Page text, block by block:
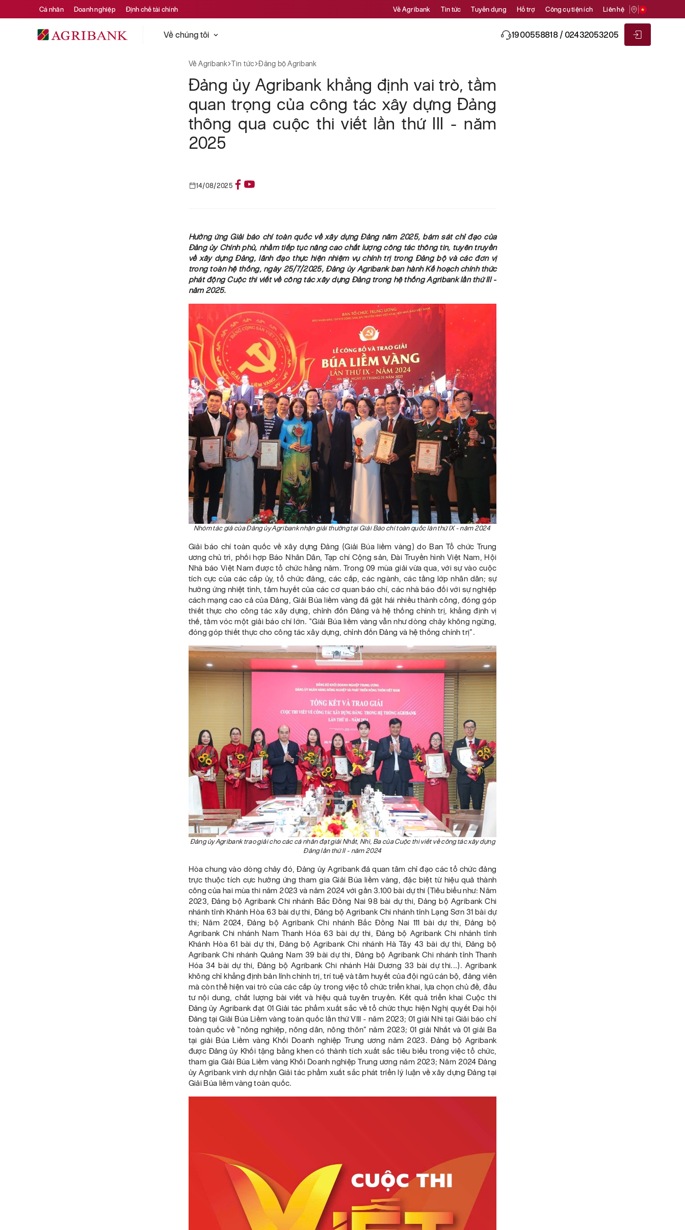
Cá nhân Doanh nghiệp Định chế tài chính Về Agribank Tin tức Tuyển dụng Hỗ trợ Công cụ tiện ích Liên hệ
Về chúng tôi 1900558818 / 02432053205
Về Agribank Tin tức Đảng bộ Agribank
Đảng ủy Agribank khẳng định vai trò, tầm
quan trọng của công tác xây dựng Đảng
thông qua cuộc thi viết lần thứ III - năm
2025
14/08/2025
Hưởng ứng Giải báo chí toàn quốc về xây dựng Đảng năm 2025, bám sát chỉ đạo của
Đảng ủy Chính phủ, nhằm tiếp tục nâng cao chất lượng công tác thông tin, tuyên truyền
về xây dựng Đảng, lãnh đạo thực hiện nhiệm vụ chính trị trong Đảng bộ và các đơn vị
trong toàn hệ thống, ngày 25/7/2025, Đảng ủy Agribank ban hành Kế hoạch chính thức
phát động Cuộc thi viết về công tác xây dựng Đảng trong hệ thống Agribank lần thứ III -
năm 2025.
Nhóm tác giả của Đảng ủy Agribank nhận giải thưởng tại Giải Báo chí toàn quốc làn thứ IX - năm 2024
Giải báo chí toàn quốc về xây dựng Đảng (Giải Búa liềm vàng) do Ban Tổ chức Trung
ương chủ trì, phối hợp Báo Nhân Dân, Tạp chí Cộng sản, Đài Truyền hình Việt Nam, Hội
Nhà báo Việt Nam được tổ chức hằng năm. Trong 09 mùa giải vừa qua, với sự vào cuộc
tích cực của các cấp ủy, tổ chức đảng, các cấp, các ngành, các tầng lớp nhân dân; sự
hưởng ứng nhiệt tình, tâm huyết của các cơ quan báo chí, các nhà báo đối với sự nghiệp
cách mạng cao cả của Đảng, Giải Búa liềm vàng đã gặt hái nhiều thành công, đóng góp
thiết thực cho công tác xây dựng, chỉnh đốn Đảng và hệ thống chính trị, khẳng định vị
thế, tầm vóc một giải báo chí lớn. “Giải Búa liềm vàng vẫn như dòng chảy không ngừng,
đóng góp thiết thực cho công tác xây dựng, chỉnh đốn Đảng và hệ thống chính trị”.
Đảng ủy Agribank trao giải cho các cá nhân đạt giải Nhất, Nhì, Ba của Cuộc thi viết về công tác xây dựng
Đảng lần thứ II - năm 2024
Hòa chung vào dòng chảy đó, Đảng ủy Agribank đã quan tâm chỉ đạo các tổ chức đảng
trực thuộc tích cực hưởng ứng tham gia Giải Búa liềm vàng, đặc biệt từ hiệu quả thành
công của hai mùa thi năm 2023 và năm 2024 với gần 3.100 bài dự thi (Tiêu biểu như: Năm
2023, Đảng bộ Agribank Chi nhánh Bắc Đồng Nai 98 bài dự thi, Đảng bộ Agribank Chi
nhánh tỉnh Khánh Hòa 63 bài dự thi, Đảng bộ Agribank Chi nhánh tỉnh Lạng Sơn 31 bài dự
thi; Năm 2024, Đảng bộ Agribank Chi nhánh Bắc Đồng Nai 111 bài dự thi, Đảng bộ
Agribank Chi nhánh Nam Thanh Hóa 63 bài dự thi, Đảng bộ Agribank Chi nhánh tỉnh
Khánh Hòa 61 bài dự thi, Đảng bộ Agribank Chi nhánh Hà Tây 43 bài dự thi, Đảng bộ
Agribank Chi nhánh Quảng Nam 39 bài dự thi, Đảng bộ Agribank Chi nhánh tỉnh Thanh
Hóa 34 bài dự thi, Đảng bộ Agribank Chi nhánh Hải Dương 33 bài dự thi...). Agribank
không chỉ khẳng định bản lĩnh chính trị, trí tuệ và tâm huyết của đội ngũ cán bộ, đảng viên
mà còn thể hiện vai trò của các cấp ủy trong việc tổ chức triển khai, lựa chọn chủ đề, đầu
tư nội dung, chất lượng bài viết và hiệu quả tuyên truyền. Kết quả triển khai Cuộc thi
Đảng ủy Agribank đạt 01 Giải tác phẩm xuất sắc về tổ chức thực hiện Nghị quyết Đại hội
Đảng tại Giải Búa Liềm vàng toàn quốc lần thứ VIII - năm 2023; 01 giải Nhì tại Giải báo chí
toàn quốc về “nông nghiệp, nông dân, nông thôn” năm 2023; 01 giải Nhất và 01 giải Ba
tại giải Búa Liềm vàng Khối Doanh nghiệp Trung ương năm 2023. Đảng bộ Agribank
được Đảng ủy Khối tặng bằng khen có thành tích xuất sắc tiêu biểu trong việc tổ chức,
tham gia Giải Búa Liềm vàng Khối Doanh nghiệp Trung ương năm 2023; Năm 2024 Đảng
ủy Agribank vinh dự nhận Giải tác phẩm xuất sắc phát triển lý luận về xây dựng Đảng tại
Giải Búa liềm vàng toàn quốc.